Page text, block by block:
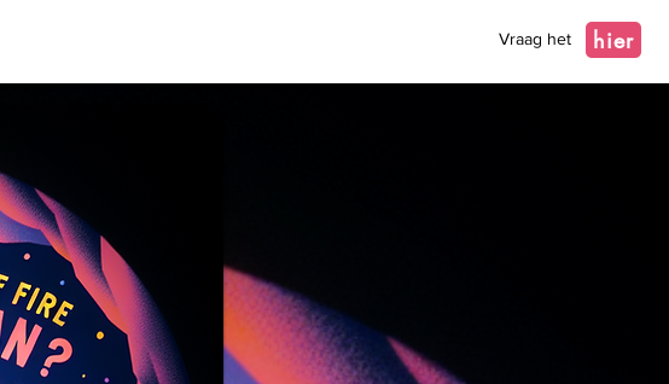
Vraag het hier